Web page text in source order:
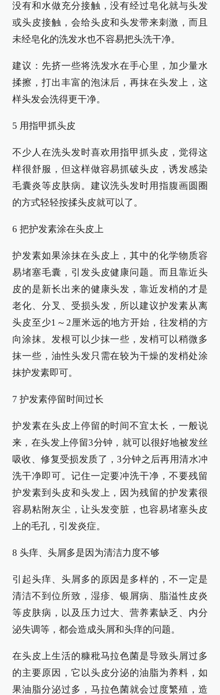
没有和水做充分接触，没有经过皂化就与头发
或头皮接触，会给头皮和头发带来刺激，而且
未经皂化的洗发水也不容易把头洗干净。
建议：先挤一些将洗发水在手心里，加少量水
揉擦，打出丰富的泡沫后，再抹在头发上，这
样头发会洗得更干净。
5 用指甲抓头皮
不少人在洗头发时喜欢用指甲抓头皮，觉得这
样很舒服，但这样做容易抓破头皮，诱发感染
毛囊炎等皮肤病。建议洗头发时用指腹画圆圈
的方式轻轻按揉头皮就可以了。
6 把护发素涂在头皮上
护发素如果涂抹在头皮上，其中的化学物质容
易堵塞毛囊，引发头皮健康问题。而且靠近头
皮的是新长出来的健康头发，靠近发梢的才是
老化、分叉、受损头发，所以建议护发素从离
头皮至少1～2厘米远的地方开始，往发梢的方
向涂抹。发根可以少抹一些，发梢可以稍微多
抹一些，油性头发只需在较为干燥的发梢处涂
抹护发素即可。
7 护发素停留时间过长
护发素在头皮上停留的时间不宜太长，一般说
来，在头发上停留3分钟，就可以很好地被发丝
吸收、修复受损发质了，3分钟之后再用清水冲
洗干净即可。记住一定要冲洗干净，不要残留
护发素到头皮和头发上，因为残留的护发素很
容易粘附灰尘，让头发变脏，也容易堵塞头皮
上的毛孔，引发炎症。
8 头痒、头屑多是因为清洁力度不够
引起头痒、头屑多的原因是多样的，不一定是
清洁不到位所致，湿疹、银屑病、脂溢性皮炎
等皮肤病，以及压力过大、营养素缺乏、内分
泌失调等，都会造成头屑和头痒的问题。
在头皮上生活的糠秕马拉色菌是导致头屑过多
的主要原因，它以头皮分泌的油脂为养料，如
果油脂分泌过多，马拉色菌就会过度繁殖，造